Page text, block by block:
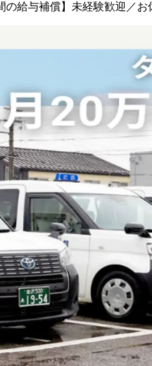
の給与補償】未経験歓迎／